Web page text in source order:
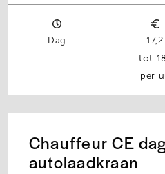
Dag
17,2
per
Chauffeur CE
autolaadkraan